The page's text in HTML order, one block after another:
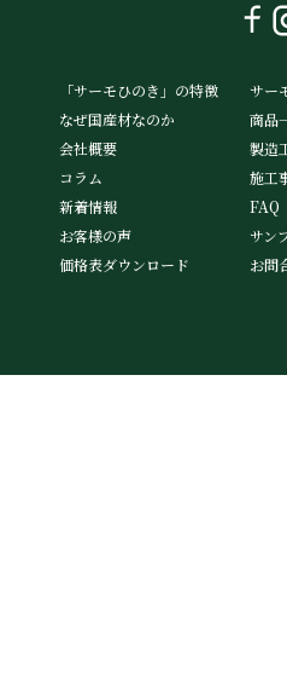
「サーモひのき」の特徴
サー
なぜ国産材なのか
商品
会社概要
製造
コラム
施工
新着情報
FAQ
お客様の声
サン
価格表ダウンロード
お問